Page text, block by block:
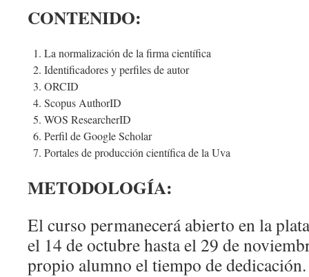
CONTENIDO:
La normalización de la firma científica
Identificadores y perfiles de autor
ORCID
Scopus AuthorID
WOS ResearcherID
Perfil de Google Scholar
Portales de producción científica de la Uva
METODOLOGÍA:
El curso permanecerá abierto en la
el 14 de octubre hasta el 29 de
propio alumno el tiempo de dedicación.